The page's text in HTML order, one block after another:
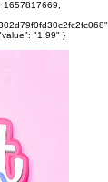
"1.99" }